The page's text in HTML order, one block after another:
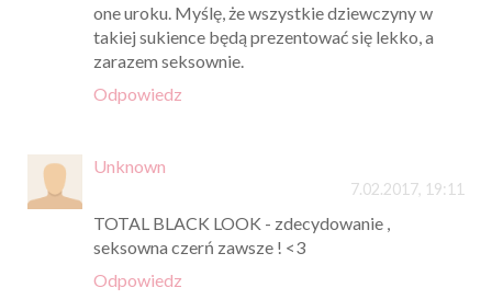
one uroku. Myślę, że wszystkie dziewczyny w
takiej sukience będą prezentować się lekko, a
zarazem seksownie.
Odpowiedz
Unknown
7.02.2017, 19:11
TOTAL BLACK LOOK - zdecydowanie ,
seksowna czerń zawsze ! <3
Odpowiedz